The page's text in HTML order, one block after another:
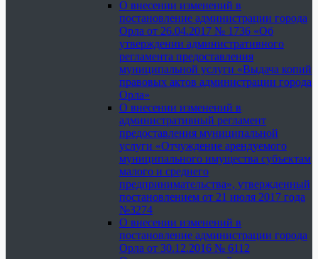
О внесении изменений в
постановление администрации города
Орла от 26.04.2017 № 1736 «Об
утверждении административного
регламента предоставления
муниципальной услуги «Выдача копий
правовых актов администрации города
Орла»
О внесении изменений в
административный регламент
предоставления муниципальной
услуги «Отчуждение арендуемого
муниципального имущества субъектам
малого и среднего
предпринимательства», утвержденный
постановлением от 21 июля 2017 года
№3274
О внесении изменений в
постановление администрации города
Орла от 30.12.2016 № 6112